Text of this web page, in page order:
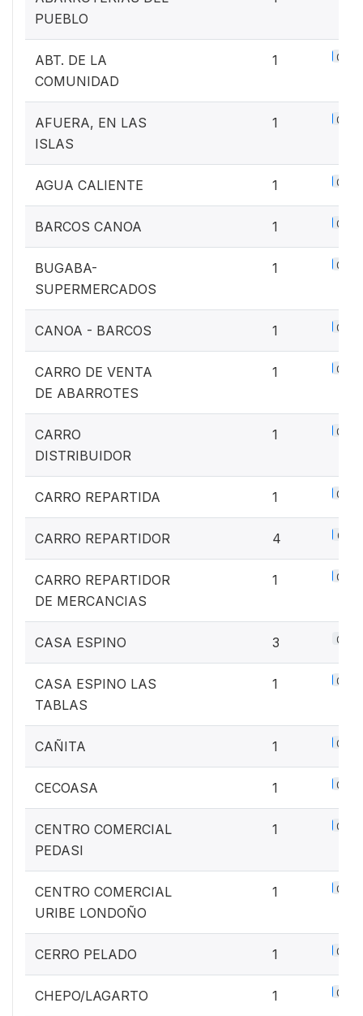
PUEBLO
ABT. DE LA
COMUNIDAD
1 0.1%
AFUERA, EN LAS
ISLAS
1 0.1%
AGUA CALIENTE 1 0.1%
BARCOS CANOA 1 0.1%
BUGABA-
SUPERMERCADOS
1 0.1%
CANOA - BARCOS 1 0.1%
CARRO DE VENTA
DE ABARROTES
1 0.1%
CARRO
DISTRIBUIDOR
1 0.1%
CARRO REPARTIDA 1 0.1%
CARRO REPARTIDOR 4 0.5%
CARRO REPARTIDOR
DE MERCANCIAS
1 0.1%
CASA ESPINO 3 0.4%
CASA ESPINO LAS
TABLAS
1 0.1%
CAÑITA 1 0.1%
CECOASA 1 0.1%
CENTRO COMERCIAL
PEDASI
1 0.1%
CENTRO COMERCIAL
URIBE LONDOÑO
1 0.1%
CERRO PELADO 1 0.1%
CHEPO/LAGARTO 1 0.1%